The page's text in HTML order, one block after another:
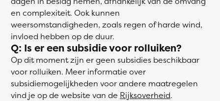
en complexiteit. Ook kunnen
weersomstandigheden, zoals regen of harde wind,
invloed hebben op de duur.
Q: Is er een subsidie voor rolluiken?
Op dit moment zijn er geen subsidies beschikbaar
voor rolluiken. Meer informatie over
subsidiemogelijkheden voor andere maatregelen
vind je op de website van de Rijksoverheid.